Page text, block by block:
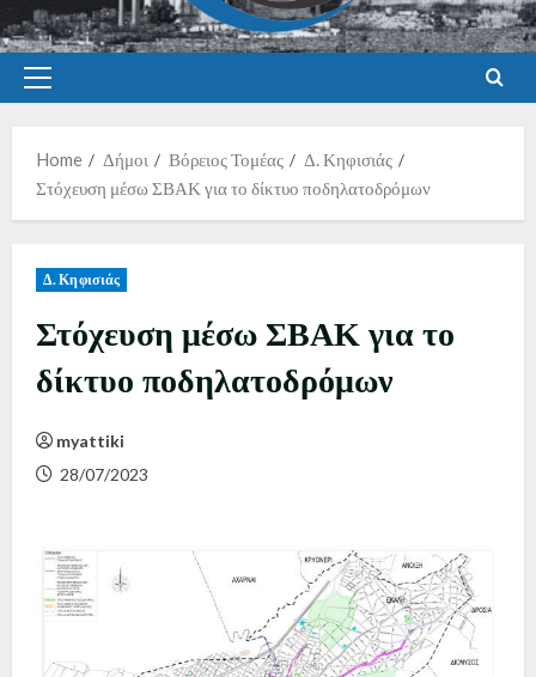
Home Δήμοι Βόρειος Τομέας
Δ. Κηφισιάς
Στόχευση μέσω ΣΒΑΚ για το δίκτυο ποδηλατοδρόμων
Δ. Κηφισιάς
Στόχευση μέσω ΣΒΑΚ για το
δίκτυο ποδηλατοδρόμων
myattiki
28/07/2023